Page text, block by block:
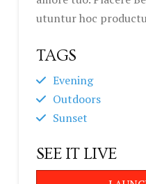
utuntur hoc
TAGS
Evening
Outdoors
Sunset
SEE IT LIVE